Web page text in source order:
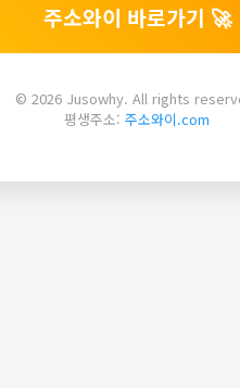
주소와이 바로가기 🚀
© 2026 Jusowhy. All rights
평생주소: 주소와이.com